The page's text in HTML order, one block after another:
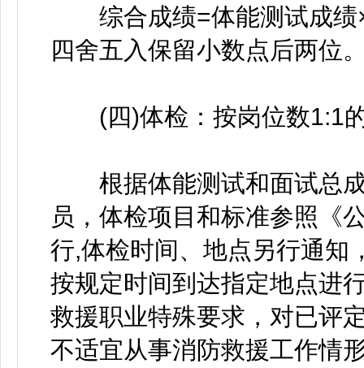
综合成绩=体能测试成绩
四舍五入保留小数点后两位
(四)体检：按岗位数1:1的
根据体能测试和面试总成
员，体检项目和标准参照《
行,体检时间、地点另行通知
按规定时间到达指定地点进
救援职业特殊要求，对已评
不适宜从事消防救援工作情